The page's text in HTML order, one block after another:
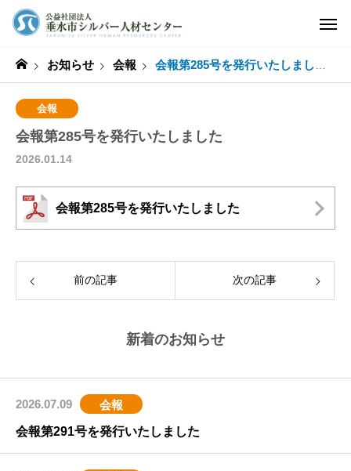
お知らせ 会報 会報第285号を発行いたしました
会報
会報第285号を発行いたしました
2026.01.14
会報第285号を発行いたしました
前の記事 次の記事
新着のお知らせ
2026.07.09
会報
会報第291号を発行いたしました